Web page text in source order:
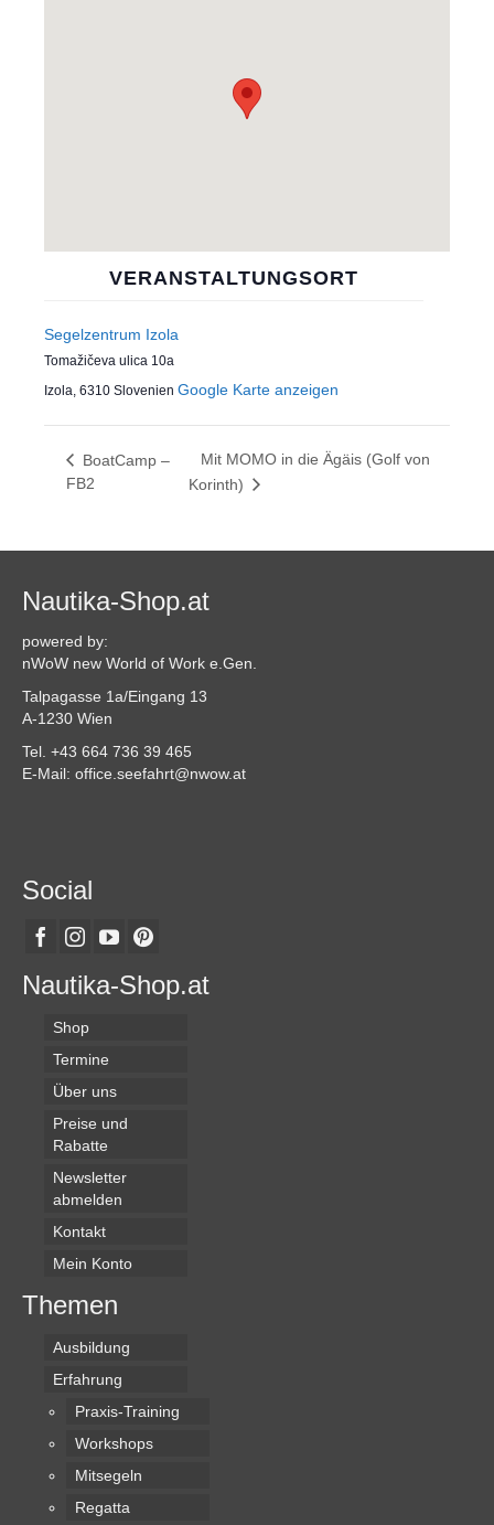
VERANSTALTUNGSORT
Segelzentrum Izola
Tomažičeva ulica 10a
Izola, 6310 Slovenien Google Karte anzeigen
BoatCamp –
FB2
Mit MOMO in die Ägäis (Golf von
Korinth)
Nautika-Shop.at
powered by:
nWoW new World of Work e.Gen.
Talpagasse 1a/Eingang 13
A-1230 Wien
Tel. +43 664 736 39 465
E-Mail: office.seefahrt@nwow.at
Social
Nautika-Shop.at
Shop
Termine
Über uns
Preise und
Rabatte
Newsletter
abmelden
Kontakt
Mein Konto
Themen
Ausbildung
Erfahrung
Praxis-Training
Workshops
Mitsegeln
Regatta